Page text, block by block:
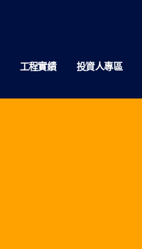
工程實績 投資人專區